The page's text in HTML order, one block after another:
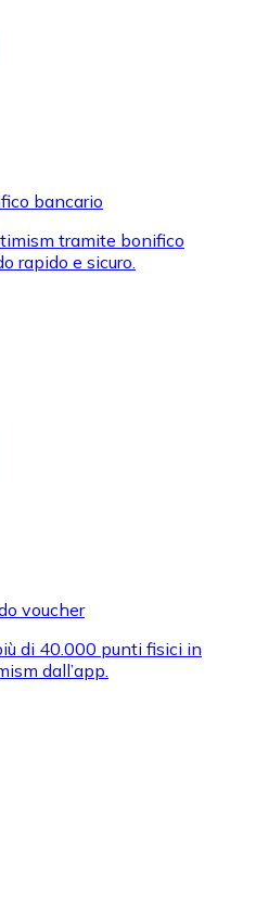
contanti e altri mezzi di
per acquistare
marchi preferiti con
bancario
tramite bonifico
rapido e sicuro.
voucher
di 40.000 punti fisici in
dall’app.